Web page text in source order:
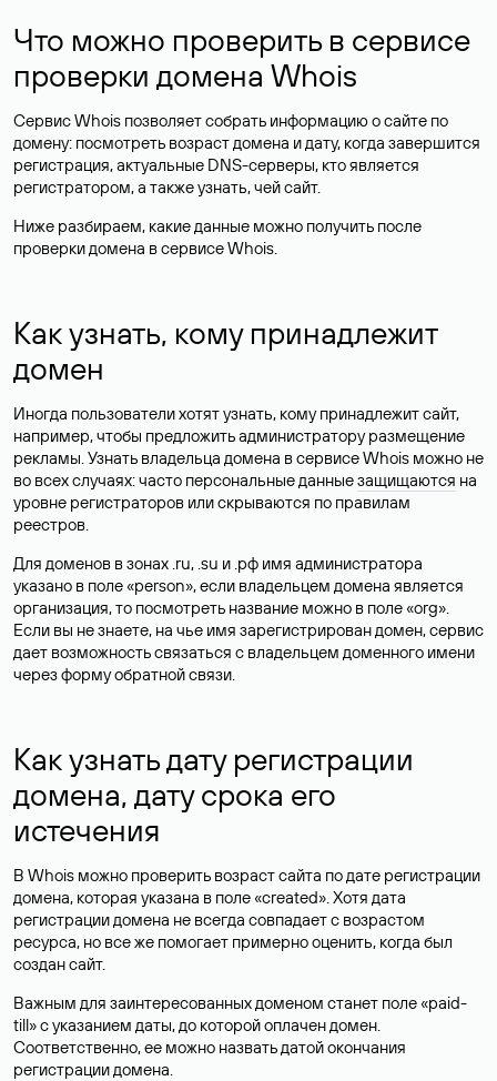
Что можно проверить в сервисе
проверки домена Whois
Сервис Whois позволяет собрать информацию о сайте по
домену: посмотреть возраст домена и дату, когда завершится
регистрация, актуальные DNS-серверы, кто является
регистратором, а также узнать, чей сайт.
Ниже разбираем, какие данные можно получить после
проверки домена в сервисе Whois.
Как узнать, кому принадлежит
домен
Иногда пользователи хотят узнать, кому принадлежит сайт,
например, чтобы предложить администратору размещение
рекламы. Узнать владельца домена в сервисе Whois можно не
во всех случаях: часто персональные данныезащищаются на
уровне регистраторов или скрываются по правилам
реестров.
Для доменов в зонах .ru, .su и .рф имя администратора
указано в поле «person», если владельцем домена является
организация, то посмотреть название можно в поле «org».
Если вы не знаете, на чье имя зарегистрирован домен, сервис
дает возможность связаться с владельцем доменного имени
через форму обратной связи.
Как узнать дату регистрации
домена, дату срока его
истечения
В Whois можно проверить возраст сайта по дате регистрации
домена, которая указана в поле «created». Хотя дата
регистрации домена не всегда совпадает с возрастом
ресурса, но все же помогает примерно оценить, когда был
создан сайт.
Важным для заинтересованных доменом станет поле «paid-
till» с указанием даты, до которой оплачен домен.
Соответственно, ее можно назвать датой окончания
регистрации домена.